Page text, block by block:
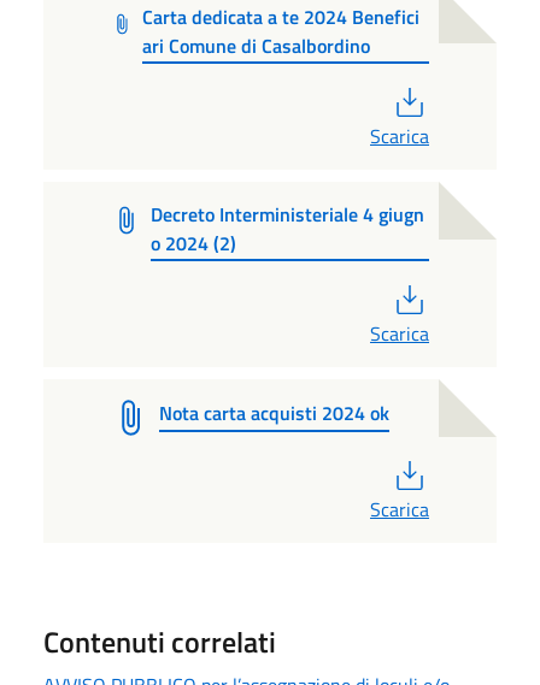
Carta dedicata a te 2024 Benefici
ari Comune di Casalbordino
Scarica
Decreto Interministeriale 4 giugn
o 2024 (2)
Scarica
Nota carta acquisti 2024 ok
Scarica
Contenuti correlati